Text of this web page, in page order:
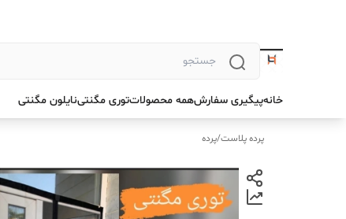
خانهپیگیری سفارشهمه محصولاتتوری مگنتینایلون مگنتی
پرده پلاست/پرده